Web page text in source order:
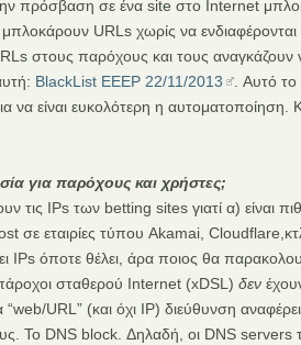
πρόσβαση σε ένα site στο Internet
URLs χωρίς να
στους παρόχους και τους
BlackList EEEP 22/11/2013
. Αυτό το
να είναι ευκολότερη η αυτοματοποίηση.
για παρόχους και χρήστες;
IPs των betting sites γιατί α) είναι
σε εταιρίες τύπου Akamai,
IPs όποτε θέλει, άρα ποιος θα
σταθερού Internet (xDSL) δεν
URL” (και όχι IP) διεύθυνση
Το DNS block. Δηλαδή, οι DNS